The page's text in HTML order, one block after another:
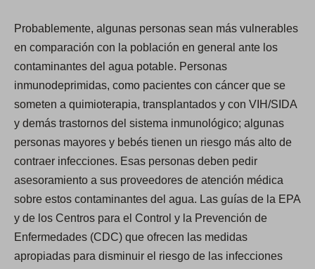
Probablemente, algunas personas sean más vulnerables
en comparación con la población en general ante los
contaminantes del agua potable. Personas
inmunodeprimidas, como pacientes con cáncer que se
someten a quimioterapia, transplantados y con VIH/SIDA
y demás trastornos del sistema inmunológico; algunas
personas mayores y bebés tienen un riesgo más alto de
contraer infecciones. Esas personas deben pedir
asesoramiento a sus proveedores de atención médica
sobre estos contaminantes del agua. Las guías de la EPA
y de los Centros para el Control y la Prevención de
Enfermedades (CDC) que ofrecen las medidas
apropiadas para disminuir el riesgo de las infecciones